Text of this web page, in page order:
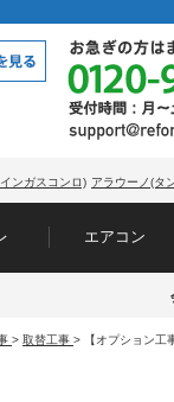
ンガスコンロ) アラウーノ(タ
エアコン
> 取替工事 > 【オプション